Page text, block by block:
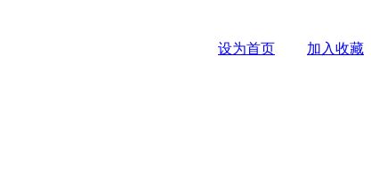
设为首页 加入收藏